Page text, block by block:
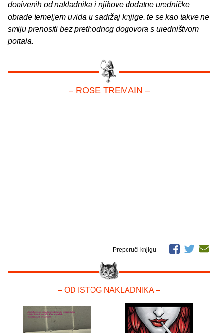
dobivenih od nakladnika i njihove dodatne uredničke
obrade temeljem uvida u sadržaj knjige, te se kao takve ne
smiju prenositi bez prethodnog dogovora s uredništvom
portala.
– ROSE TREMAIN –
Preporuči knjigu
– OD ISTOG NAKLADNIKA –